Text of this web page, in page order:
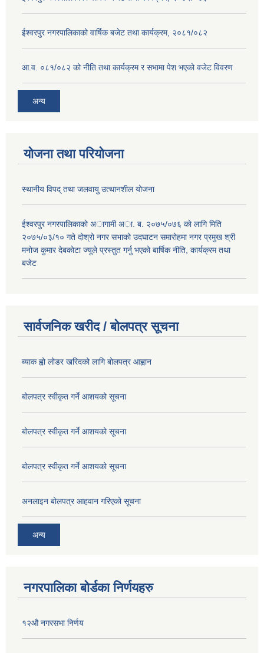
ईश्वरपुर नगरपालिकाको वार्षिक बजेट तथा कार्यक्रम, २०८१/०८२
आ.व. ०८१/०८२ को नीति तथा कार्यक्रम र सभामा पेश भएको वजेट विवरण
अन्य
योजना तथा परियोजना
स्थानीय विपद् तथा जलवायु उत्थानशील योजना
ईश्वरपुर नगरपालिकाकाे अागामी अा. ब. २०७५/०७६ काे लागि मिति
२०७५/०३/१० गते दोश्रो नगर सभाको उदघाटन समाराेहमा नगर प्रमुख श्री
मनाेज कुमार देबकाेटा ज्यूले प्रस्तुत गर्नु भएको बार्षिक नीति, कार्यक्रम तथा
बजेट
सार्वजनिक खरीद / बोलपत्र सूचना
ब्याक ह्वो लोडर खरिदको लागि बोलपत्र आह्वान
बोलपत्र स्वीकृत गर्ने आशयको सूचना
बोलपत्र स्वीकृत गर्ने आशयको सूचना
बोलपत्र स्वीकृत गर्ने आशयको सूचना
अनलाइन बोलपत्र आहवान गरिएको सूचना
अन्य
नगरपालिका बोर्डका निर्णयहरु
१२औ नगरसभा निर्णय